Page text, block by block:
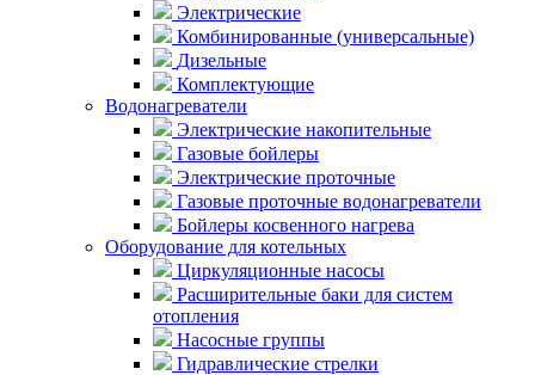
Электрические
Комбинированные (универсальные)
Дизельные
Комплектующие
Водонагреватели
Электрические накопительные
Газовые бойлеры
Электрические проточные
Газовые проточные водонагреватели
Бойлеры косвенного нагрева
Оборудование для котельных
Циркуляционные насосы
Расширительные баки для систем
отопления
Насосные группы
Гидравлические стрелки